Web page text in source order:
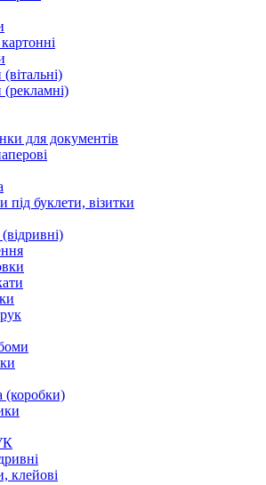
(рекламні)
для документів
під буклети, візитки
(коробки)
клейові